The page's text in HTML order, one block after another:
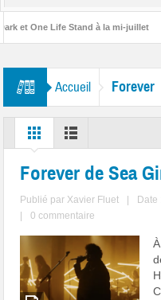
et One Life Stand à la mi-juillet
Accueil Forever
Forever de Sea
Publié par Xavier Fluet
Date
0 commentaire